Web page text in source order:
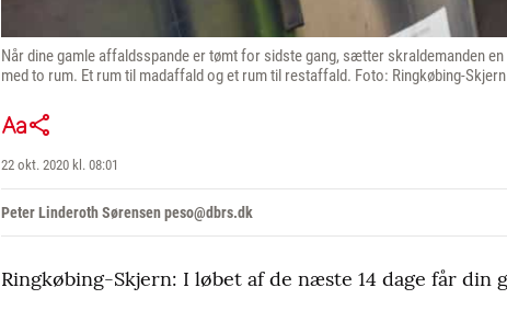
Når dine gamle affaldsspande er tømt for sidste gang, sætter skraldemanden
med to rum. Et rum til madaffald og et rum til restaffald. Foto: Ringkøbing-
22 okt. 2020 kl. 08:01
Peter Linderoth Sørensen peso@dbrs.dk
Ringkøbing-Skjern: I løbet af de næste 14 dage får din